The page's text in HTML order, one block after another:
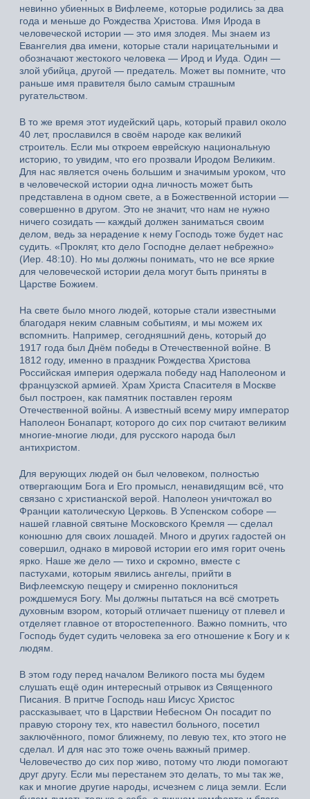
невинно убиенных в Вифлееме, которые родились за два
года и меньше до Рождества Христова. Имя Ирода в
человеческой истории — это имя злодея. Мы знаем из
Евангелия два имени, которые стали нарицательными и
обозначают жестокого человека — Ирод и Иуда. Один —
злой убийца, другой — предатель. Может вы помните, что
раньше имя правителя было самым страшным
ругательством.
В то же время этот иудейский царь, который правил около
40 лет, прославился в своём народе как великий
строитель. Если мы откроем еврейскую национальную
историю, то увидим, что его прозвали Иродом Великим.
Для нас является очень большим и значимым уроком, что
в человеческой истории одна личность может быть
представлена в одном свете, а в Божественной истории —
совершенно в другом. Это не значит, что нам не нужно
ничего созидать — каждый должен заниматься своим
делом, ведь за нерадение к нему Господь тоже будет нас
судить. «Проклят, кто дело Господне делает небрежно»
(Иер. 48:10). Но мы должны понимать, что не все яркие
для человеческой истории дела могут быть приняты в
Царстве Божием.
На свете было много людей, которые стали известными
благодаря неким славным событиям, и мы можем их
вспомнить. Например, сегодняшний день, который до
1917 года был Днём победы в Отечественной войне. В
1812 году, именно в праздник Рождества Христова
Российская империя одержала победу над Наполеоном и
французской армией. Храм Христа Спасителя в Москве
был построен, как памятник поставлен героям
Отечественной войны. А известный всему миру император
Наполеон Бонапарт, которого до сих пор считают великим
многие-многие люди, для русского народа был
антихристом.
Для верующих людей он был человеком, полностью
отвергающим Бога и Его промысл, ненавидящим всё, что
связано с христианской верой. Наполеон уничтожал во
Франции католическую Церковь. В Успенском соборе —
нашей главной святыне Московского Кремля — сделал
конюшню для своих лошадей. Много и других гадостей он
совершил, однако в мировой истории его имя горит очень
ярко. Наше же дело — тихо и скромно, вместе с
пастухами, которым явились ангелы, прийти в
Вифлеемскую пещеру и смиренно поклониться
рождшемуся Богу. Мы должны пытаться на всё смотреть
духовным взором, который отличает пшеницу от плевел и
отделяет главное от второстепенного. Важно помнить, что
Господь будет судить человека за его отношение к Богу и к
людям.
В этом году перед началом Великого поста мы будем
слушать ещё один интересный отрывок из Священного
Писания. В притче Господь наш Иисус Христос
рассказывает, что в Царствии Небесном Он посадит по
правую сторону тех, кто навестил больного, посетил
заключённого, помог ближнему, по левую тех, кто этого не
сделал. И для нас это тоже очень важный пример.
Человечество до сих пор живо, потому что люди помогают
друг другу. Если мы перестанем это делать, то мы так же,
как и многие другие народы, исчезнем с лица земли. Если